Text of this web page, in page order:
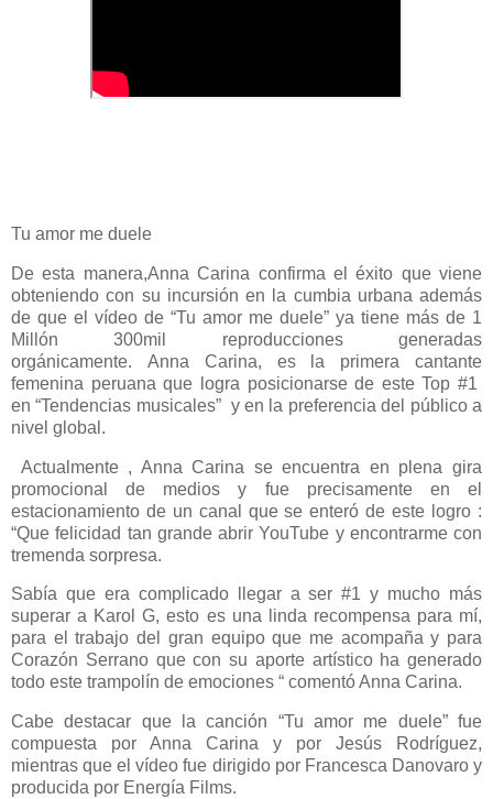
Tu amor me duele
De esta manera,Anna Carina confirma el éxito que viene
obteniendo con su incursión en la cumbia urbana además
de que el vídeo de “Tu amor me duele” ya tiene más de 1
Millón 300mil reproducciones generadas
orgánicamente. Anna Carina, es la primera cantante
femenina peruana que logra posicionarse de este Top #1
en “Tendencias musicales” y en la preferencia del público a
nivel global.
Actualmente , Anna Carina se encuentra en plena gira
promocional de medios y fue precisamente en el
estacionamiento de un canal que se enteró de este logro :
“Que felicidad tan grande abrir YouTube y encontrarme con
tremenda sorpresa.
Sabía que era complicado llegar a ser #1 y mucho más
superar a Karol G, esto es una linda recompensa para mí,
para el trabajo del gran equipo que me acompaña y para
Corazón Serrano que con su aporte artístico ha generado
todo este trampolín de emociones “ comentó Anna Carina.
Cabe destacar que la canción “Tu amor me duele” fue
compuesta por Anna Carina y por Jesús Rodríguez,
mientras que el vídeo fue dirigido por Francesca Danovaro y
producida por Energía Films.